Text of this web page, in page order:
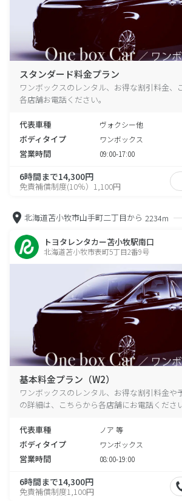
スタンダード料金プラン
ワンボックスのレンタル、お得な割引料金、
各店舗お電話ください。
代表車種 ヴォクシー他
ボディタイプ ワンボックス
営業時間 09:00-17:00
6時間まで14,300円
免責補償制度(10％）1,100円
北海道苫小牧市山手町二丁目から 2234m
トヨタレンタカー苫小牧駅南口
北海道苫小牧市表町5丁目2番9号
基本料金プラン（W2）
ワンボックスのレンタル、お得な割引料金や
の詳細は、こちらから各店舗にお電話ください
代表車種 ノア 等
ボディタイプ ワンボックス
営業時間 08:00-19:00
6時間まで14,300円
免責補償制度1,100円